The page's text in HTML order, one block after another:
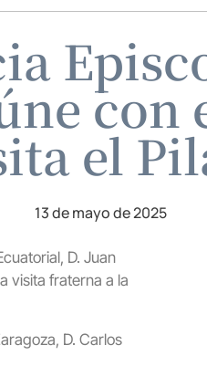
con
el
13 de mayo de 2025
D. Juan
visita fraterna a la
D. Carlos